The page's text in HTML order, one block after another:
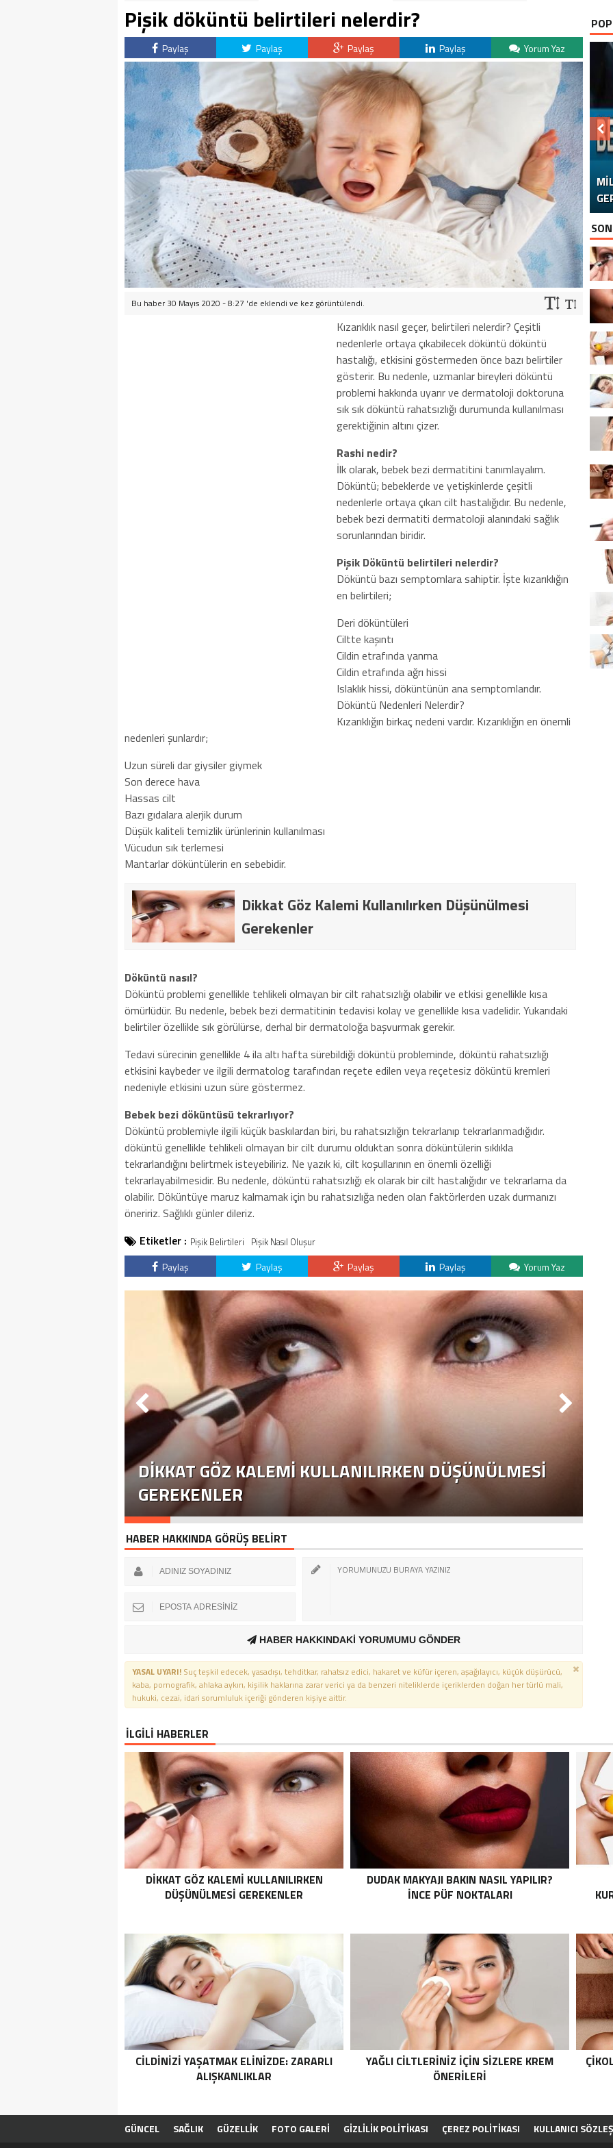
Pişik döküntü belirtileri nelerdir?
Paylaş Paylaş Paylaş Paylaş Yorum Yaz
Bu haber 30 Mayıs 2020 - 8:27 'de eklendi ve kez görüntülendi.
Kızarıklık nasıl geçer, belirtileri nelerdir? Çeşitli
nedenlerle ortaya çıkabilecek döküntü döküntü
hastalığı, etkisini göstermeden önce bazı belirtiler
gösterir. Bu nedenle, uzmanlar bireyleri döküntü
problemi hakkında uyarır ve dermatoloji doktoruna
sık sık döküntü rahatsızlığı durumunda kullanılması
gerektiğinin altını çizer.
Rashi nedir?
İlk olarak, bebek bezi dermatitini tanımlayalım.
Döküntü; bebeklerde ve yetişkinlerde çeşitli
nedenlerle ortaya çıkan cilt hastalığıdır. Bu nedenle,
bebek bezi dermatiti dermatoloji alanındaki sağlık
sorunlarından biridir.
Pişik Döküntü belirtileri nelerdir?
Döküntü bazı semptomlara sahiptir. İşte kızarıklığın
en belirtileri;
Deri döküntüleri
Ciltte kaşıntı
Cildin etrafında yanma
Cildin etrafında ağrı hissi
Islaklık hissi, döküntünün ana semptomlarıdır.
Döküntü Nedenleri Nelerdir?
Kızarıklığın birkaç nedeni vardır. Kızarıklığın en önemli
nedenleri şunlardır;
Uzun süreli dar giysiler giymek
Son derece hava
Hassas cilt
Bazı gıdalara alerjik durum
Düşük kaliteli temizlik ürünlerinin kullanılması
Vücudun sık terlemesi
Mantarlar döküntülerin en sebebidir.
Dikkat Göz Kalemi Kullanılırken Düşünülmesi
Gerekenler
Döküntü nasıl?
Döküntü problemi genellikle tehlikeli olmayan bir cilt rahatsızlığı olabilir ve etkisi genellikle kısa
ömürlüdür. Bu nedenle, bebek bezi dermatitinin tedavisi kolay ve genellikle kısa vadelidir. Yukarıdaki
belirtiler özellikle sık görülürse, derhal bir dermatoloğa başvurmak gerekir.
Tedavi sürecinin genellikle 4 ila altı hafta sürebildiği döküntü probleminde, döküntü rahatsızlığı
etkisini kaybeder ve ilgili dermatolog tarafından reçete edilen veya reçetesiz döküntü kremleri
nedeniyle etkisini uzun süre göstermez.
Bebek bezi döküntüsü tekrarlıyor?
Döküntü problemiyle ilgili küçük baskılardan biri, bu rahatsızlığın tekrarlanıp tekrarlanmadığıdır.
döküntü genellikle tehlikeli olmayan bir cilt durumu olduktan sonra döküntülerin sıklıkla
tekrarlandığını belirtmek isteyebiliriz. Ne yazık ki, cilt koşullarının en önemli özelliği
tekrarlayabilmesidir. Bu nedenle, döküntü rahatsızlığı ek olarak bir cilt hastalığıdır ve tekrarlama da
olabilir. Döküntüye maruz kalmamak için bu rahatsızlığa neden olan faktörlerden uzak durmanızı
öneririz. Sağlıklı günler dileriz.
Etiketler : Pişik Belirtileri Pişik Nasıl Oluşur
Paylaş Paylaş Paylaş Paylaş Yorum Yaz
DIKKAT GÖZ KALEMI KULLANILIRKEN DÜŞÜNÜLMESI
GEREKENLER
HABER HAKKINDA GÖRÜŞ BELİRT
HABER HAKKINDAKİ YORUMUMU GÖNDER
YASAL UYARI! Suç teşkil edecek, yasadışı, tehditkar, rahatsız edici, hakaret ve küfür içeren, aşağılayıcı, küçük düşürücü,
kaba, pornografik, ahlaka aykırı, kişilik haklarına zarar verici ya da benzeri niteliklerde içeriklerden doğan her türlü mali,
hukuki, cezai, idari sorumluluk içeriği gönderen kişiye aittir.
İLGİLİ HABERLER
DIKKAT GÖZ KALEMI KULLANILIRKEN
DÜŞÜNÜLMESI GEREKENLER
DUDAK MAKYAJI BAKIN NASIL YAPILIR?
İNCE PÜF NOKTALARI
CILDINIZI YAŞATMAK ELINIZDE: ZARARLI
ALIŞKANLIKLAR
YAĞLI CILTLERINIZ IÇIN SIZLERE KREM
ÖNERILERI
GÜNCEL SAĞLIK GÜZELLİK FOTO GALERİ GİZLİLİK POLİTİKASI ÇEREZ POLİTİKASI KULLANICI